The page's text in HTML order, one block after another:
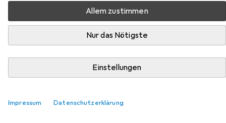
Allem zustimmen
Nur das Nötigste
Einstellungen
Impressum Datenschutzerklärung
USB Kabel USB Ladegerät
Relevanz
Produktliste
USB Kabel